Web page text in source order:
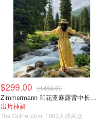
$299.00 $1494.00
Zimmermann 印花亚麻露背中长连衣裙
出片神裙
The Outnet.com 1063人感兴趣